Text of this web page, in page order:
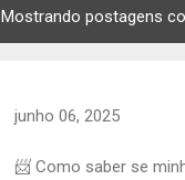
Mostrando postagens
junho 06, 2025
📨 Como saber se